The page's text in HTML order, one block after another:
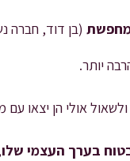
מחפשת (בן דוד, חברה
יותר.
אולי הן יצאו
בערך העצמי שלו